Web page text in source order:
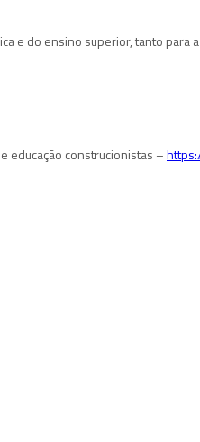
e do ensino superior, tanto para
educação construcionistas –